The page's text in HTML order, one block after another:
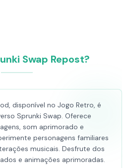
Swap Repost?
disponível no Jogo Retro, é
Sprunki Swap. Oferece
som aprimorado e
personagens familiares
musicais. Desfrute dos
e animações aprimoradas.